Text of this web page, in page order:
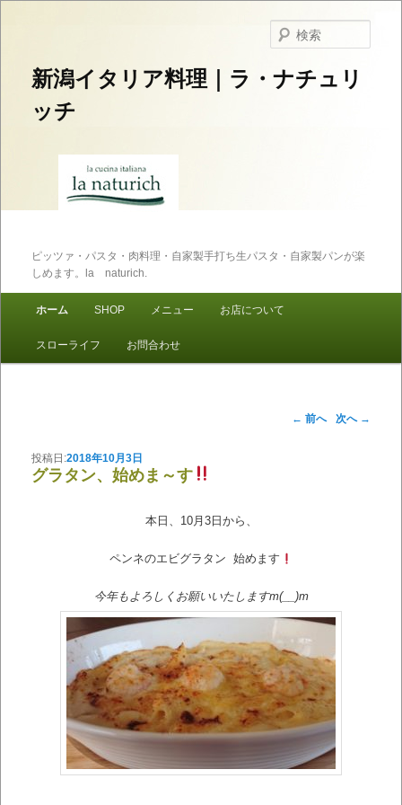
新潟イタリア料理｜ラ・ナチュリ
ッチ
ピッツァ・パスタ・肉料理・自家製手打ち生パスタ・自家製パンが楽
しめます。la naturich.
メインコンテンツへ移動
サブコンテンツへ移動
ホーム SHOP メニュー お店について
スローライフ お問合わせ
← 前へ 次へ →
グラタン、始めま～す
投稿日:2018年10月3日
本日、10月3日から、
ペンネのエビグラタン 始めます
今年もよろしくお願いいたしますm(__)m